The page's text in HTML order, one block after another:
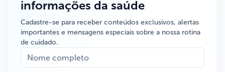
informações da saúde
Cadastre-se para receber conteúdos exclusivos, alertas
importantes e mensagens especiais sobre a nossa rotina
de cuidado.